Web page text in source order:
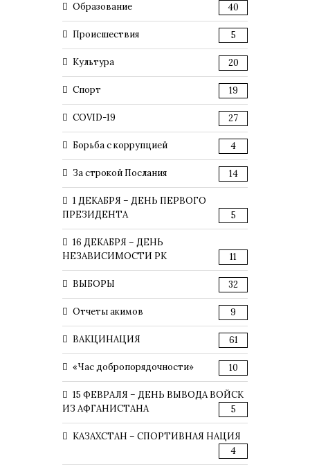
Образование 40
Происшествия 5
Культура 20
Спорт 19
COVID-19 27
Борьба с коррупцией 4
За строкой Послания 14
1 ДЕКАБРЯ – ДЕНЬ ПЕРВОГО
ПРЕЗИДЕНТА
5
16 ДЕКАБРЯ – ДЕНЬ
НЕЗАВИСИМОСТИ РК
11
ВЫБОРЫ 32
Отчеты акимов 9
ВАКЦИНАЦИЯ 61
«Час добропорядочности» 10
15 ФЕВРАЛЯ – ДЕНЬ ВЫВОДА ВОЙСК
ИЗ АФГАНИСТАНА
5
КАЗАХСТАН – СПОРТИВНАЯ НАЦИЯ
4